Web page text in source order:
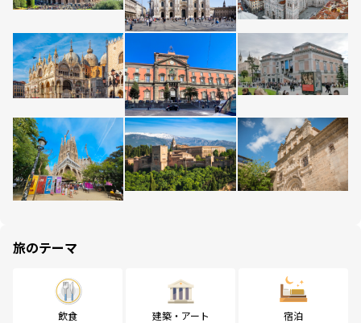
旅のテーマ
飲食 建築・アート 宿泊